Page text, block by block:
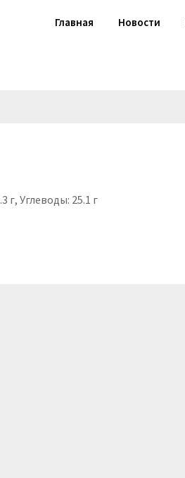
Главная Новости
г, Углеводы: 25.1 г